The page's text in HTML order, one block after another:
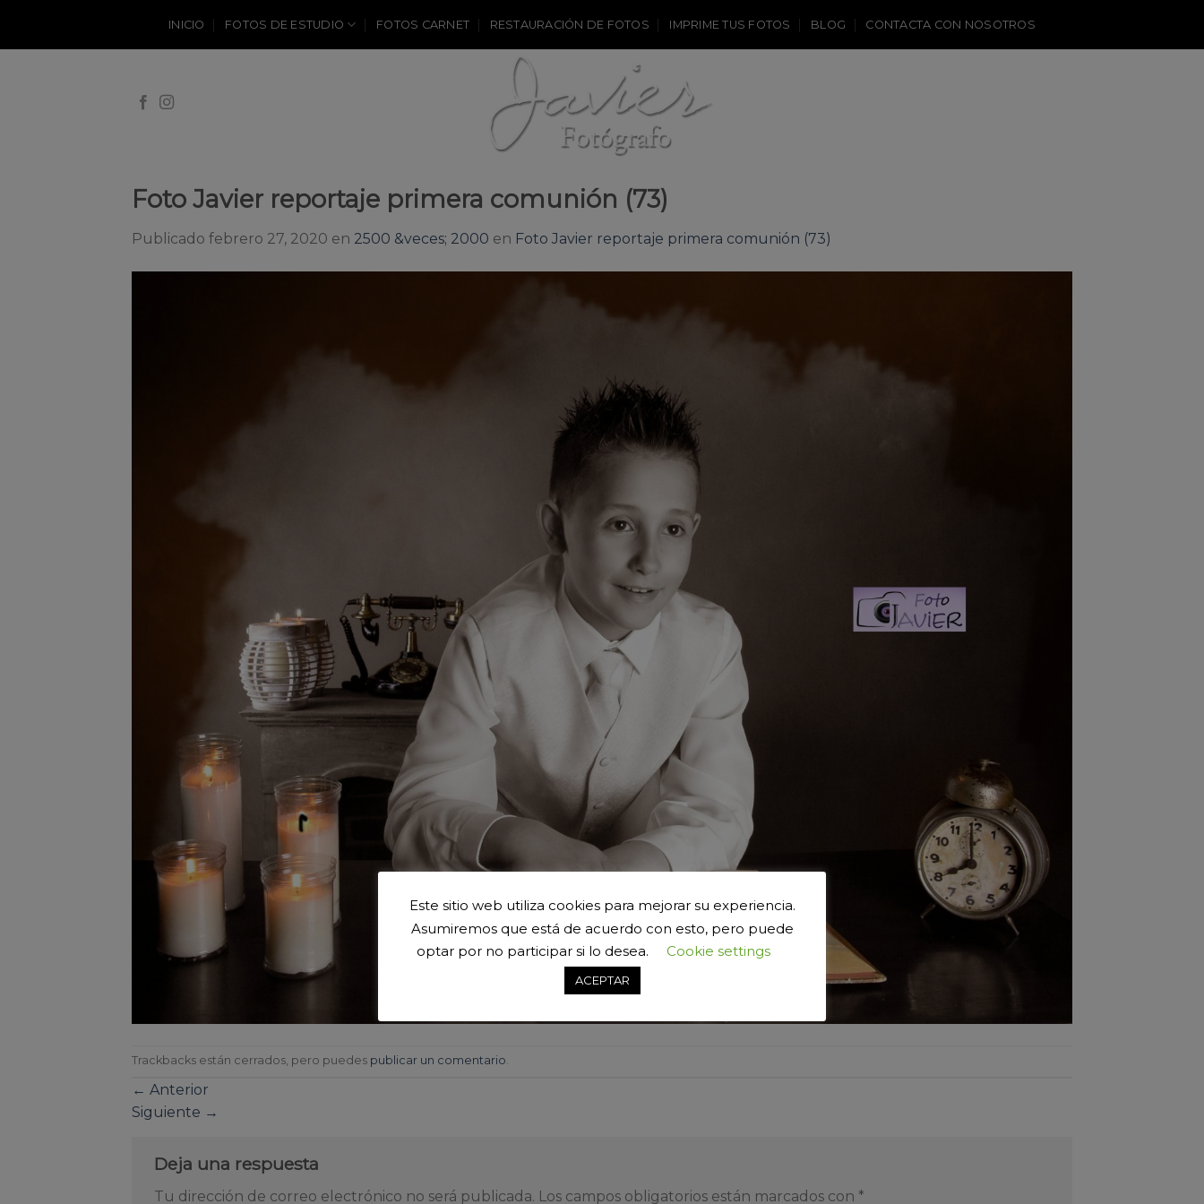
content
INICIO FOTOS DE ESTUDIO FOTOS CARNET RESTAURACIÓN DE FOTOS IMPRIME TUS FOTOS BLOG CONTACTA CON NOSOTROS
Foto Javier reportaje primera comunión (73)
Publicado febrero 27, 2020 en 2500 &veces; 2000 en Foto Javier reportaje primera comunión (73)
Trackbacks están cerrados, pero puedes publicar un comentario.
← Anterior
Siguiente →
Deja una respuesta
Tu dirección de correo electrónico no será publicada. Los campos obligatorios están marcados con *
Este sitio web utiliza cookies para mejorar su experiencia.
Asumiremos que está de acuerdo con esto, pero puede
optar por no participar si lo desea.
Cookie settings
ACEPTAR